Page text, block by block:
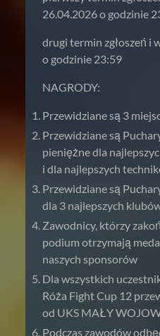
26.04.2026 o godzinie
drugi termin zgłoszeń i
o godzinie 23:59
NAGRODY:
Przewidziane są 3
Przewidziane są
pieniężne dla
i dla najlepszych
Przewidziane są
dla 3 najlepszych
Zawodnicy, którzy
podium otrzymają
naszych sponsorów
Dla wszystkich
Róża Fight Cup 12
od UKS MAŁY
Podczas zawodów